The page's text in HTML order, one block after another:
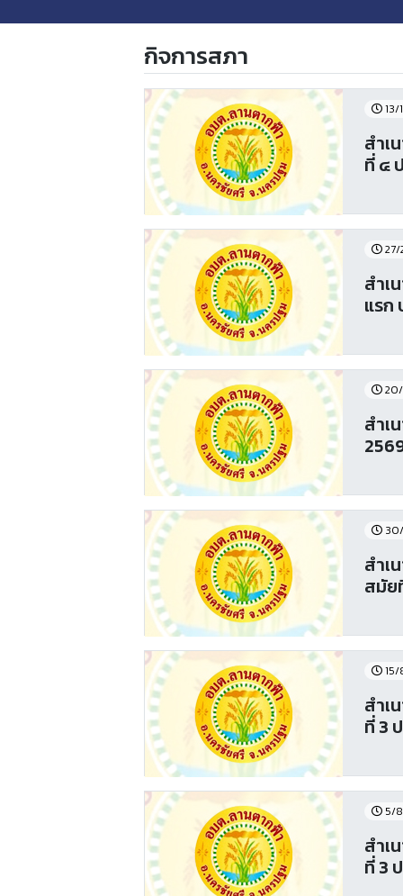
กิจการสภา
13/
สำเ
ที่ ๔
27/
สำเ
แรก
20/
สำเ
สำเ
สมัย
15/
สำเ
ที่ 3
5/
สำเ
ที่ 3